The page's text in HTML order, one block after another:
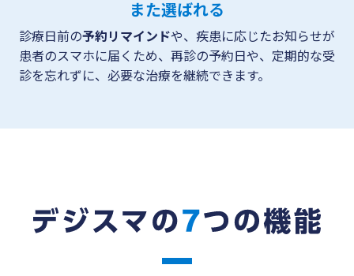
また選ばれる
診療日前の予約リマインドや、疾患に応じたお知らせが
患者のスマホに届くため、再診の予約日や、定期的な受
診を忘れずに、必要な治療を継続できます。